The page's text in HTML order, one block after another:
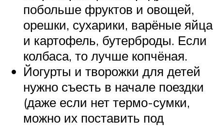
побольше фруктов и овощей,
орешки, сухарики, варёные яйца
и картофель, бутерброды. Если
колбаса, то лучше копчёная.
Йогурты и творожки для детей
нужно съесть в начале поездки
(даже если нет термо-сумки,
можно их поставить под